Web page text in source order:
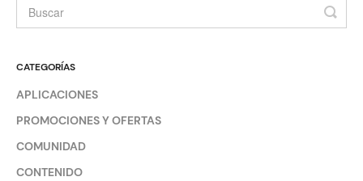
CATEGORÍAS
APLICACIONES
PROMOCIONES Y OFERTAS
COMUNIDAD
CONTENIDO